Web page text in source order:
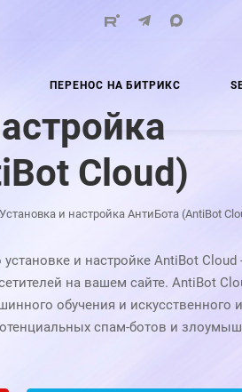
ПЕРЕНОС НА БИТРИКС
Cloud)
Установка и настройка АнтиБота (AntiBot
и настройке AntiBot Cloud
на вашем сайте. AntiBot
обучения и искусственного
спам-ботов и